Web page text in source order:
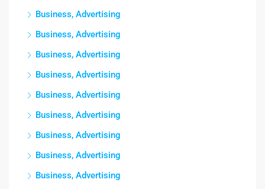
Business, Advertising
Business, Advertising
Business, Advertising
Business, Advertising
Business, Advertising
Business, Advertising
Business, Advertising
Business, Advertising
Business, Advertising